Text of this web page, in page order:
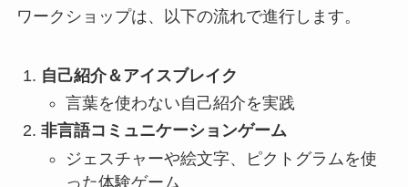
ワークショップは、以下の流れで進行します。
自己紹介＆アイスブレイク
言葉を使わない自己紹介を実践
非言語コミュニケーションゲーム
ジェスチャーや絵文字、ピクトグラムを使
った体験ゲーム